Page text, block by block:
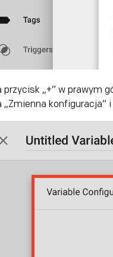
przycisk „+” w prawym
„Zmienna